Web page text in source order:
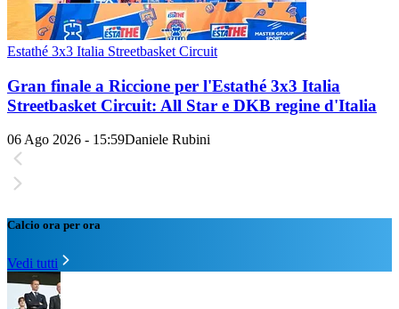
Estathé 3x3 Italia Streetbasket Circuit
Gran finale a Riccione per l'Estathé 3x3 Italia
Streetbasket Circuit: All Star e DKB regine d'Italia
06 Ago 2026 - 15:59Daniele Rubini
Calcio ora per ora
Vedi tutti